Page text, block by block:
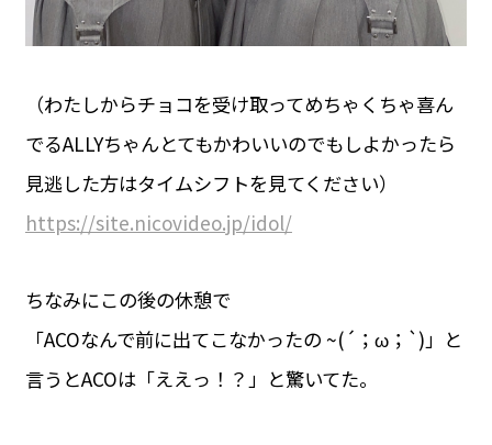
（わたしからチョコを受け取ってめちゃくちゃ喜ん
でるALLYちゃんとてもかわいいのでもしよかったら
見逃した方はタイムシフトを見てください）
https://site.nicovideo.jp/idol/
ちなみにこの後の休憩で
「ACOなんで前に出てこなかったの ~(´；ω；`)」と
言うとACOは「ええっ！？」と驚いてた。